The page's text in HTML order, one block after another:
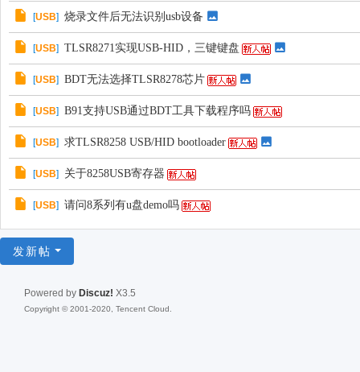
[USB] 烧录文件后无法识别usb设备
[USB] TLSR8271实现USB-HID，三键键盘
[USB] BDT无法选择TLSR8278芯片
[USB] B91支持USB通过BDT工具下载程序吗
[USB] 求TLSR8258 USB/HID bootloader
[USB] 关于8258USB寄存器
[USB] 请问8系列有u盘demo吗
发新帖
Powered by Discuz! X3.5
Copyright © 2001-2020, Tencent Cloud.